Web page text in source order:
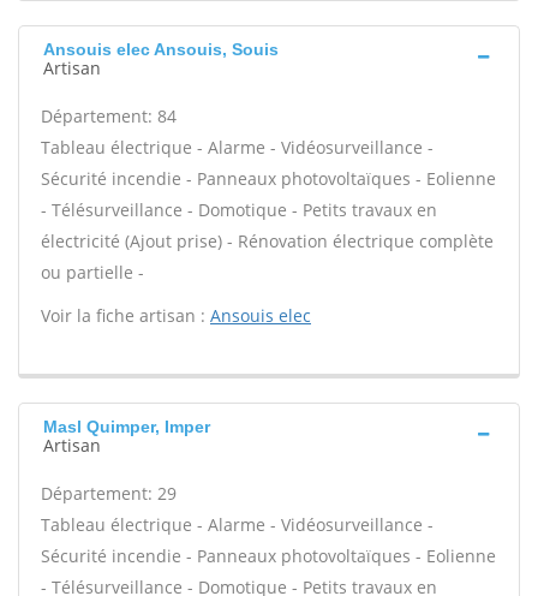
Ansouis elec Ansouis, Souis
Artisan
Département: 84
Tableau électrique - Alarme - Vidéosurveillance -
Sécurité incendie - Panneaux photovoltaïques - Eolienne
- Télésurveillance - Domotique - Petits travaux en
électricité (Ajout prise) - Rénovation électrique complète
ou partielle -
Voir la fiche artisan : Ansouis elec
Masl Quimper, Imper
Artisan
Département: 29
Tableau électrique - Alarme - Vidéosurveillance -
Sécurité incendie - Panneaux photovoltaïques - Eolienne
- Télésurveillance - Domotique - Petits travaux en